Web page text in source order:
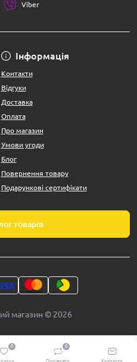
0 0
Інформація
Контакти
Відгуки
Доставка
Оплата
Про магазин
Умови угоди
Блог
Повернення товару
Подарункові сертифікати
товарів
Viber
магазин © 2026